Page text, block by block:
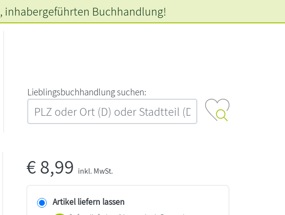
L‍i‍e‍b‍l‍i‍n‍g‍s‍b‍u‍c‍h‍h‍a‍n‍d‍l‍u‍n‍g‍ ‍s‍u‍c‍h‍e‍n‍:‍
, inhabergeführten Buchhandlung!
€8,99 inkl. MwSt.
Artikel liefern lassen